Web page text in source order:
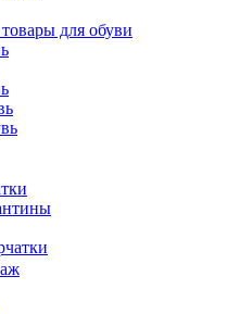
для обуви